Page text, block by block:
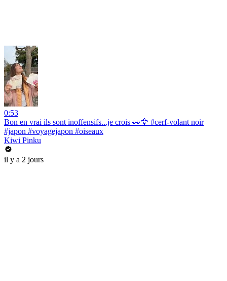
0:53
Bon en vrai ils sont inoffensifs...je crois 👀🦅 #cerf-volant noir
#japon #voyagejapon #oiseaux
Kiwi Pinku
il y a 2 jours